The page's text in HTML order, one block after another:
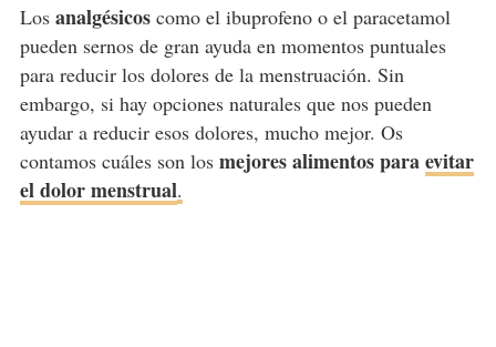
Losanalgésicoscomo el ibuprofeno o el paracetamol
pueden sernos de gran ayuda en momentos puntuales
para reducir los dolores de la menstruación. Sin
embargo, si hay opciones naturales que nos pueden
ayudar a reducir esos dolores, mucho mejor. Os
contamos cuáles son los mejores alimentos paraevitar
el dolor menstrual.